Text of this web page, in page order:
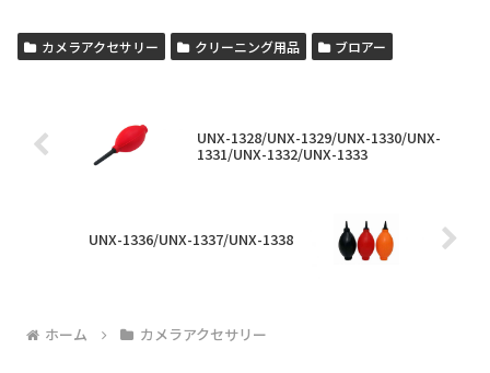
カメラアクセサリー クリーニング用品 ブロアー
UNX-1328/UNX-1329/UNX-1330/UNX-
1331/UNX-1332/UNX-1333
UNX-1336/UNX-1337/UNX-1338
ホーム カメラアクセサリー